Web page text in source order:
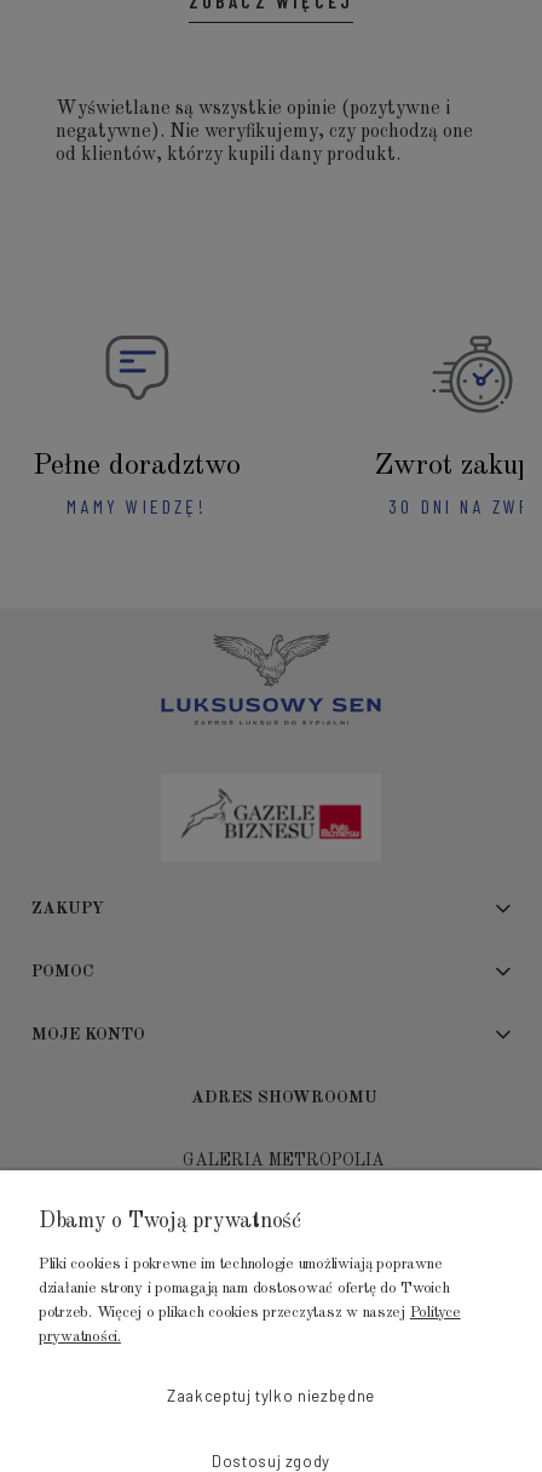
Wyświetlane są wszystkie opinie (pozytywne i
negatywne). Nie weryfikujemy, czy pochodzą one
od klientów, którzy kupili dany produkt.
Pełne doradztwo
MAMY WIEDZĘ!
Zwrot
30 DNI NA
ZAKUPY
POMOC
MOJE KONTO
ADRES SHOWROOMU
GALERIA METROPOLIA
80-452 Gdańsk
tel.: 502 104 104
mail: biuro@luksusowysen.pl
Dbamy o Twoją prywatność
Pliki cookies i pokrewne im technologie umożliwiają poprawne
działanie strony i pomagają nam dostosować ofertę do Twoich
potrzeb. Więcej o plikach cookies przeczytasz w naszej Polityce
prywatności.
Zaakceptuj tylko niezbędne
Dostosuj zgody